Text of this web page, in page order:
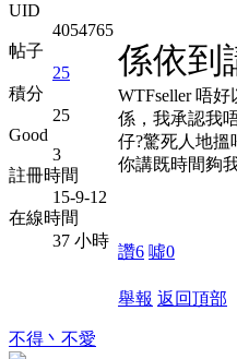
UID
4054765
帖子
25
積分
25
Good
3
註冊時間
15-9-12
在線時間
37 小時
係依到
WTFseller 唔
係，我承認我
仔?驚死人地搵
你講既時間夠
讚6 噓0
舉報 返回頂部
不得丶不愛